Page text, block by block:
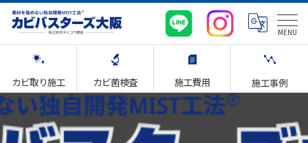
カビ取り施工 カビ菌検査 施工費用 施工事例